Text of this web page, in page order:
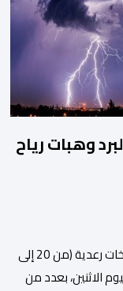
وهبات رياح
تتوقع المديرية العامة للأرصاد الجوية تسجيل زخات رعدية (من 20 إلى
الاثنين، بعدد من